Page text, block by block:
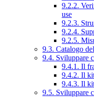
9.2.2.
use
9.2.3.
9.2.4.
9.2.5.
9.3. Catalogo
9.4. Sviluppare
9.4.1. Il
9.4.2. Il
9.4.3. Il
9.5. Sviluppare